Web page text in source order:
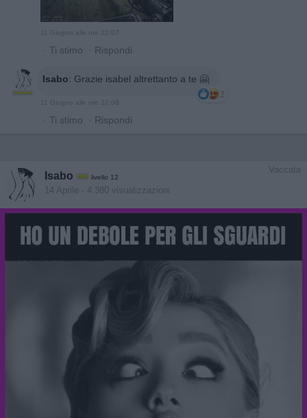
11 Giugno alle ore 22:07
· Ti stimo · Rispondi
Isabo: Grazie isabel altrettanto a te 🤗
2
11 Giugno alle ore 22:08
· Ti stimo · Rispondi
Vaccata
Isabo livello 12
14 Aprile - 4.380 visualizzazioni